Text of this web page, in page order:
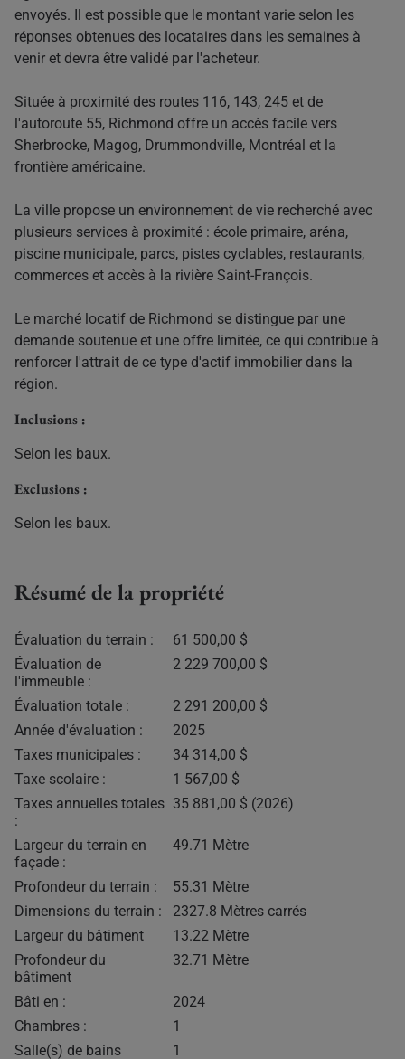
envoyés. Il est possible que le montant varie selon les
réponses obtenues des locataires dans les semaines à
venir et devra être validé par l'acheteur.
Située à proximité des routes 116, 143, 245 et de
l'autoroute 55, Richmond offre un accès facile vers
Sherbrooke, Magog, Drummondville, Montréal et la
frontière américaine.
La ville propose un environnement de vie recherché avec
plusieurs services à proximité : école primaire, aréna,
piscine municipale, parcs, pistes cyclables, restaurants,
commerces et accès à la rivière Saint-François.
Le marché locatif de Richmond se distingue par une
demande soutenue et une offre limitée, ce qui contribue à
renforcer l'attrait de ce type d'actif immobilier dans la
région.
Inclusions :
Selon les baux.
Exclusions :
Selon les baux.
Résumé de la propriété
Évaluation du terrain :
61 500,00 $
Évaluation de
l'immeuble :
2 229 700,00 $
Évaluation totale :
2 291 200,00 $
Année d'évaluation :
2025
Taxes municipales :
34 314,00 $
Taxe scolaire :
1 567,00 $
Taxes annuelles totales
:
35 881,00 $ (2026)
Largeur du terrain en
façade :
49.71 Mètre
Profondeur du terrain :
55.31 Mètre
Dimensions du terrain :
2327.8 Mètres carrés
Largeur du bâtiment
13.22 Mètre
Profondeur du
bâtiment
32.71 Mètre
Bâti en :
2024
Chambres :
1
Salle(s) de bains
1